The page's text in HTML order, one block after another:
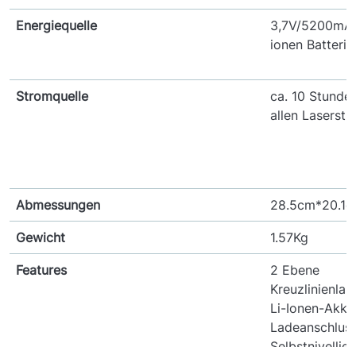
Energiequelle
3,7V/
ionen Batterie
Stromquelle
ca. 10
allen
Abmessungen
Gewicht 1.57Kg
Features
2 Ebene
Li-Ionen-